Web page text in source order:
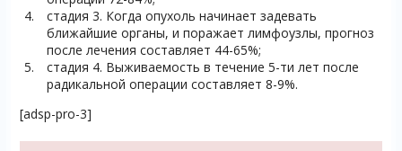
стадия 3. Когда опухоль начинает задевать
ближайшие органы, и поражает лимфоузлы, прогноз
после лечения составляет 44-65%;
стадия 4. Выживаемость в течение 5-ти лет после
радикальной операции составляет 8-9%.
[adsp-pro-3]